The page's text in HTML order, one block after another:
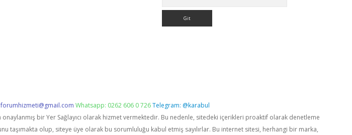
forumhizmeti@gmail.com Whatsapp: 0262 606 0 726Telegram: @karabul
onaylanmış bir Yer Sağlayıcı olarak hizmet vermektedir. Bu nedenle, sitedeki içerikleri proaktif olarak denetleme
taşımakta olup, siteye üye olarak bu sorumluluğu kabul etmiş sayılırlar. Bu internet sitesi, herhangi bir marka,